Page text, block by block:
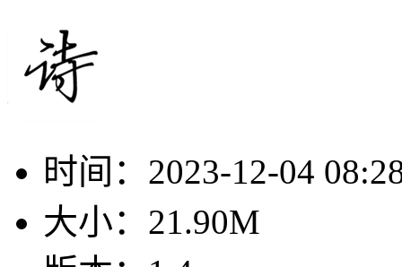
时间： 2023-12-04
大小： 21.90M